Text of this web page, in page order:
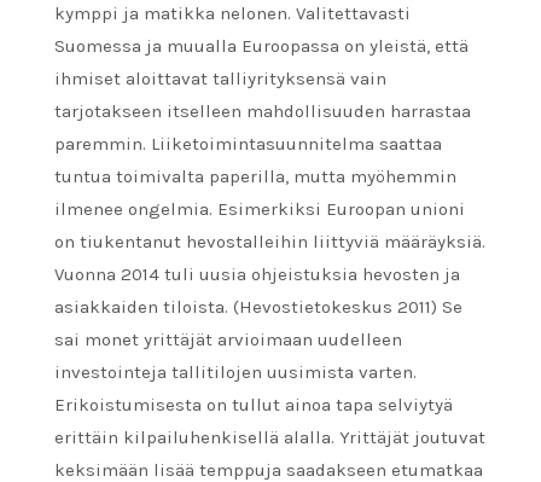
kymppi ja matikka nelonen. Valitettavasti
Suomessa ja muualla Euroopassa on yleistä, että
ihmiset aloittavat talliyrityksensä vain
tarjotakseen itselleen mahdollisuuden harrastaa
paremmin. Liiketoimintasuunnitelma saattaa
tuntua toimivalta paperilla, mutta myöhemmin
ilmenee ongelmia. Esimerkiksi Euroopan unioni
on tiukentanut hevostalleihin liittyviä määräyksiä.
Vuonna 2014 tuli uusia ohjeistuksia hevosten ja
asiakkaiden tiloista. (Hevostietokeskus 2011) Se
sai monet yrittäjät arvioimaan uudelleen
investointeja tallitilojen uusimista varten.
Erikoistumisesta on tullut ainoa tapa selviytyä
erittäin kilpailuhenkisellä alalla. Yrittäjät joutuvat
keksimään lisää temppuja saadakseen etumatkaa